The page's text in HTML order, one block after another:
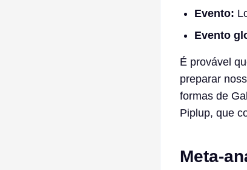
Evento:
Evento
É provável
preparar
formas de
Piplup, que
Meta-